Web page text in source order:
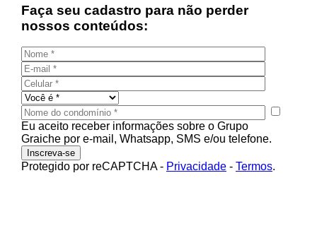
Faça seu cadastro para não perder
nossos conteúdos:
Eu aceito receber informações sobre o Grupo
Graiche por e-mail, Whatsapp, SMS e/ou telefone.
Protegido por reCAPTCHA- Privacidade - Termos.